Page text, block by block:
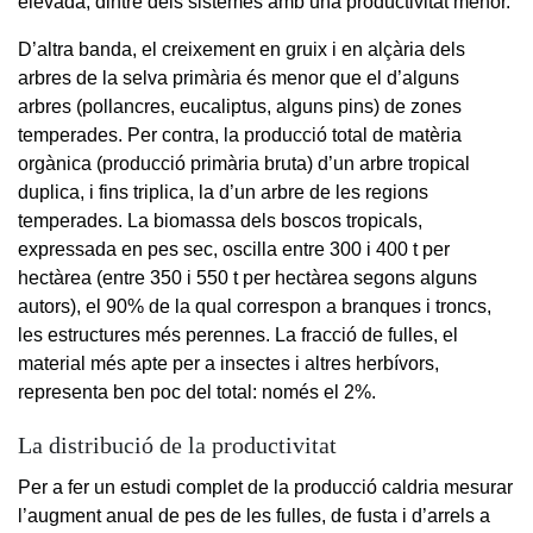
D’altra banda, el creixement en gruix i en alçària dels
arbres de la selva primària és menor que el d’alguns
arbres (pollancres, eucaliptus, alguns pins) de zones
temperades. Per contra, la producció total de matèria
orgànica (producció primària bruta) d’un arbre tropical
duplica, i fins triplica, la d’un arbre de les regions
temperades. La biomassa dels boscos tropicals,
expressada en pes sec, oscilla entre 300 i 400 t per
hectàrea (entre 350 i 550 t per hectàrea segons alguns
autors), el 90% de la qual correspon a branques i troncs,
les estructures més perennes. La fracció de fulles, el
material més apte per a insectes i altres herbívors,
representa ben poc del total: només el 2%.
La distribució de la productivitat
Per a fer un estudi complet de la producció caldria mesurar
l’augment anual de pes de les fulles, de fusta i d’arrels a